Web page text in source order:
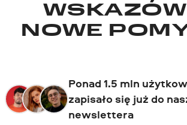
NOWE
Ponad 1.5 mln
zapisało się już do
newslettera